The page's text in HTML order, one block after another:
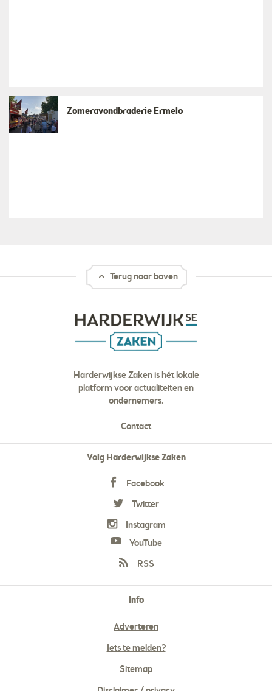
Zomeravondbraderie Ermelo
Terug naar boven
Harderwijkse Zaken is hét lokale
platform voor actualiteiten en
ondernemers.
Contact
Volg Harderwijkse Zaken
Facebook
Twitter
Instagram
YouTube
RSS
Info
Adverteren
Iets te melden?
Sitemap